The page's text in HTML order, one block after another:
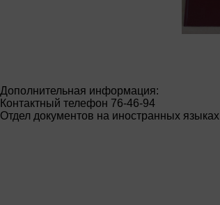
Дополнительная информация:
Контактный телефон 76-46-94
Отдел документов на иностранных